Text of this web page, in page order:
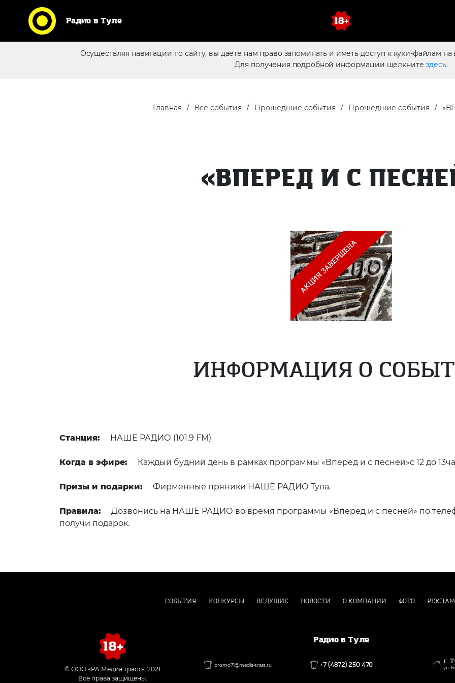
Радио в Туле
Осуществляя навигации по сайту, вы даете нам право запоминать и иметь доступ к куки-файлам
Для получения подробной информации щелкнитездесь.
Кликни по логотипу любимой
станции и слушай радио
Главная Все события Прошедшие события Прошедшие события
«ВПЕРЕД И С
ИНФОРМАЦИЯ О
Станция: НАШЕ РАДИО (101.9 FM)
Когда в эфире: Каждый будний день в рамках программы «Вперед и с песней»с 12 до
Призы и подарки: Фирменные пряники НАШЕ РАДИО Тула.
Правила:
Дозвонись на НАШЕ РАДИО во время программы «Вперед и с песней» по
получи подарок.
СОБЫТИЯ КОНКУРСЫ ВЕДУЩИЕ НОВОСТИ О КОМПАНИИ ФОТО
Радио в Туле
© ООО «РА Медиа траст», 2021
Все права защищены.
promo71@media-trast.ru +7 (4872) 250 470 г.
ул.